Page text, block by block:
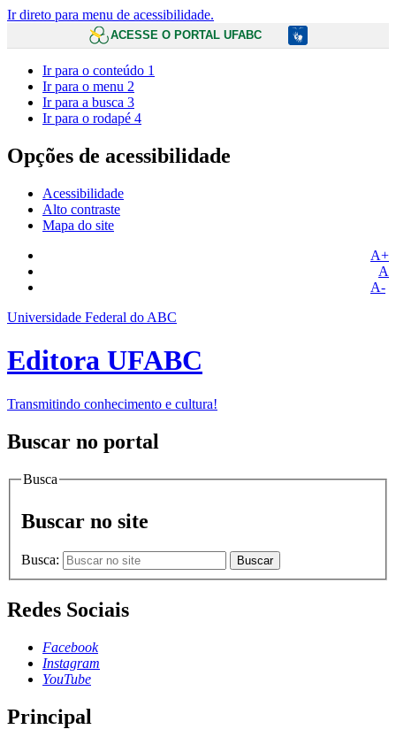
Ir direto para menu de acessibilidade.
ACESSE O PORTAL UFABC
Ir para o conteúdo 1
Ir para o menu 2
Ir para a busca 3
Ir para o rodapé 4
Opções de acessibilidade
Acessibilidade
Alto contraste
Mapa do site
A+
A
A-
Universidade Federal do ABC
Editora UFABC
Transmitindo conhecimento e cultura!
Buscar no portal
Busca
Buscar no site
Busca: Buscar
Redes Sociais
Facebook
Instagram
YouTube
Principal